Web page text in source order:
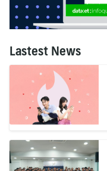
Lastest News